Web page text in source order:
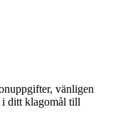
vänligen
i ditt klagomål till